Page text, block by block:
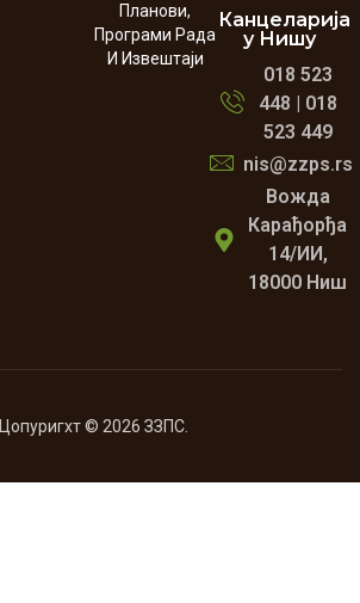
Планови,
Програми Рада
И Извештаји
Канцеларија
у Нишу
018 523
448 | 018
523 449
nis@zzps.rs
Вожда
Карађорђа
14/ИИ,
18000 Ниш
Цопyригхт © 2026 ЗЗПС.